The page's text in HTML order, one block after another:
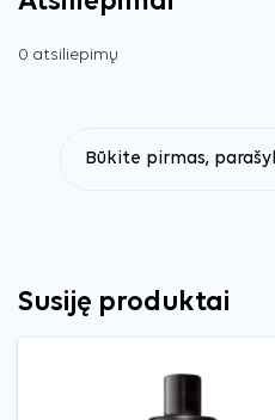
0 atsiliepimų
Būkite pirmas,
Susiję produktai